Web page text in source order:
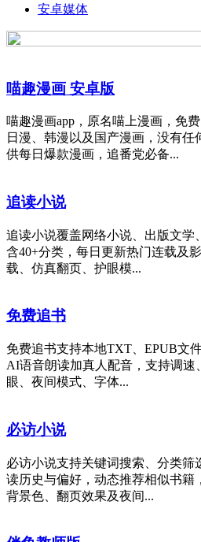
安卓媒体
喵趣漫画 安卓版
喵趣漫画app，原名喵上漫画，免
日漫、韩漫以及国产漫画，没有任
供每日爆款漫画，追番党必备...
追读小说
追读小说覆盖网络小说、出版文学
含40+分类，每日更新热门连载及
载、仿真翻页、护眼模...
免费追书
免费追书支持本地TXT、EPUB文
AI语音朗读加真人配音，支持调速
眼、夜间模式、字体...
必访小说
必访小说支持关键词搜索、分类筛
读历史与偏好，动态推荐相似书籍
背景色、翻页效果及夜间...